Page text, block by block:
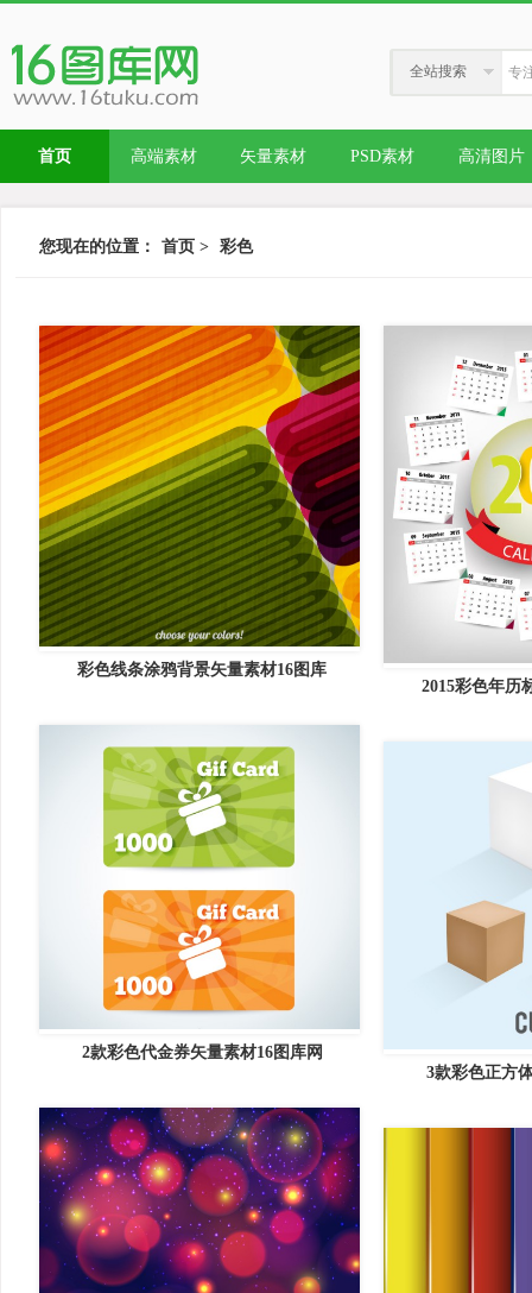
全站搜索
首页 高端素材 矢量素材 PSD素材 高清图片
您现在的位置： 首页 > 彩色
彩色线条涂鸦背景矢量素材16图库
2015彩色年历
2款彩色代金券矢量素材16图库网
3款彩色正方